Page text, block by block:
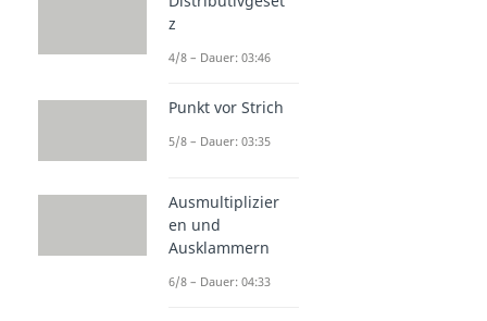
z
4/8 – Dauer: 03:46
Punkt vor Strich
5/8 – Dauer: 03:35
Ausmultiplizier
en und
Ausklammern
6/8 – Dauer: 04:33